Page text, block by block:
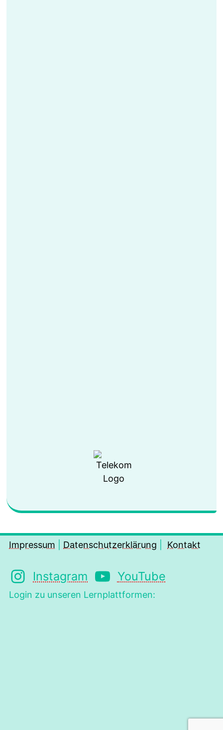
Impressum Datenschutzerklärung Kontakt
Instagram YouTube
Login zu unseren Lernplattformen: